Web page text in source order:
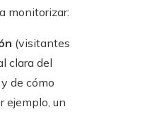
monitorizar:
(visitantes
clara del
de cómo
ejemplo, un